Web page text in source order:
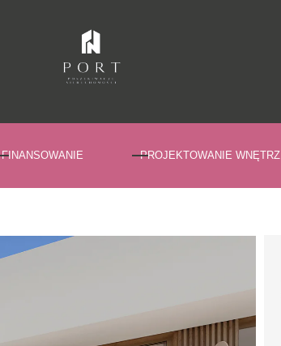
FINANSOWANIE PROJEKTOWANIE WNĘTRZ